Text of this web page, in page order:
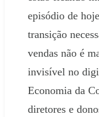
episódio de
transição
vendas não é
invisível no
Economia da
diretores e